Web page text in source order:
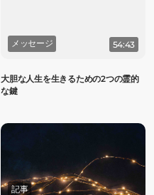
メッセージ 54:43
大胆な人生を生きるための2つの霊的
な鍵
記事